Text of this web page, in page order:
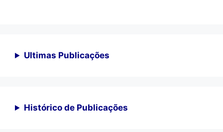
Ultimas Publicações
Histórico de Publicações